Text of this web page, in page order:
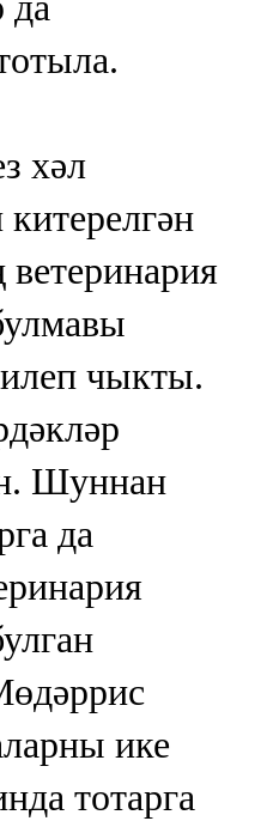
хәл
ветеринария
чыкты.
Шуннан
да
ике
тотарга